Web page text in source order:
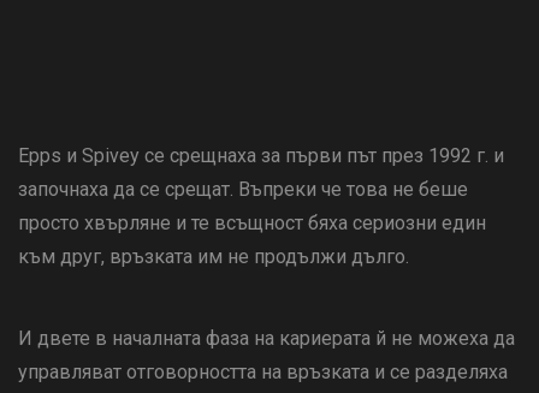
Epps и Spivey се срещнаха за първи път през 1992 г. и
започнаха да се срещат. Въпреки че това не беше
просто хвърляне и те всъщност бяха сериозни един
към друг, връзката им не продължи дълго.
И двете в началната фаза на кариерата й не можеха да
управляват отговорността на връзката и се разделяха